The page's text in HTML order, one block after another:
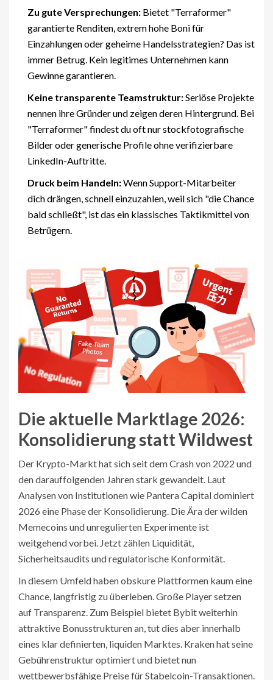
Zu gute Versprechungen: Bietet "Terraformer"
garantierte Renditen, extrem hohe Boni für
Einzahlungen oder geheime Handelsstrategien? Das ist
immer Betrug. Kein legitimes Unternehmen kann
Gewinne garantieren.
Keine transparente Teamstruktur:Seriöse Projekte
nennen ihre Gründer und zeigen deren Hintergrund. Bei
"Terraformer" findest du oft nur stockfotografische
Bilder oder generische Profile ohne verifizierbare
LinkedIn-Auftritte.
Druck beim Handeln:Wenn Support-Mitarbeiter
dich drängen, schnell einzuzahlen, weil sich "die Chance
bald schließt", ist das ein klassisches Taktikmittel von
Betrügern.
Die aktuelle Marktlage 2026:
Konsolidierung statt Wildwest
Der Krypto-Markt hat sich seit dem Crash von 2022 und
den darauffolgenden Jahren stark gewandelt. Laut
Analysen von Institutionen wie Pantera Capital dominiert
2026 eine Phase der Konsolidierung. Die Ära der wilden
Memecoins und unregulierten Experimente ist
weitgehend vorbei. Jetzt zählen Liquidität,
Sicherheitsaudits und regulatorische Konformität.
In diesem Umfeld haben obskure Plattformen kaum eine
Chance, langfristig zu überleben. Große Player setzen
auf Transparenz. Zum Beispiel bietet Bybit weiterhin
attraktive Bonusstrukturen an, tut dies aber innerhalb
eines klar definierten, liquiden Marktes. Kraken hat seine
Gebührenstruktur optimiert und bietet nun
wettbewerbsfähige Preise für Stabelcoin-Transaktionen.